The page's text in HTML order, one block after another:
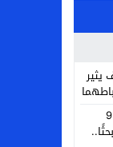
يثير
فيديو هدير عبد الرازق الجديد 9